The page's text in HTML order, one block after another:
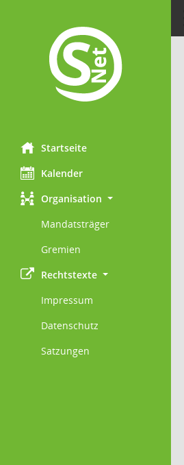
Startseite
Kalender
Organisation
Mandatsträger
Gremien
Rechtstexte
Impressum
Datenschutz
Satzungen